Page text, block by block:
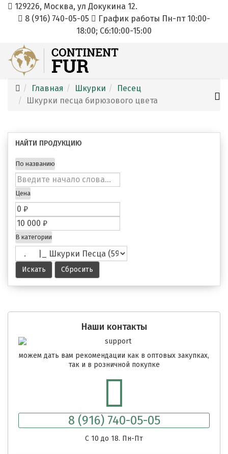
129226, Москва, ул Докукина 12.
8 (916) 740-05-05
График работы Пн-пт 10:00-
18:00; Cб:10:00-15:00
Главная Шкурки
Песец
Шкурки песца бирюзового цвета
НАЙТИ ПРОДУКЦИЮ
По названию
Цена
В категории
Наши контакты
можем дать вам рекомендации как в оптовых закупках,
так и в розничной покупке
8 (916) 740-05-05
C 10 до 18. Пн-Пт